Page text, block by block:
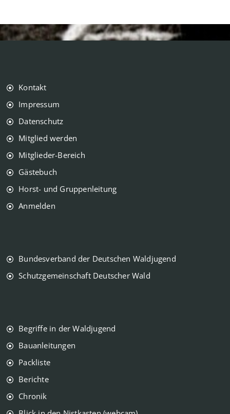
Kontakt
Impressum
Datenschutz
Mitglied werden
Mitglieder-Bereich
Gästebuch
Horst- und Gruppenleitung
Anmelden
Bundesverband der Deutschen Waldjugend
Schutzgemeinschaft Deutscher Wald
Begriffe in der Waldjugend
Bauanleitungen
Packliste
Berichte
Chronik